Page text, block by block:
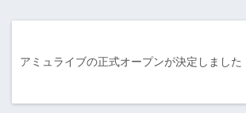
アミュライブの正式オープンが決定しました